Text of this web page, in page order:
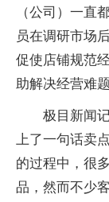
（公司）一直
员在调研市场
促使店铺规范
助解决经营难题
极目新闻
上了一句话卖
的过程中，很
品，然而不少